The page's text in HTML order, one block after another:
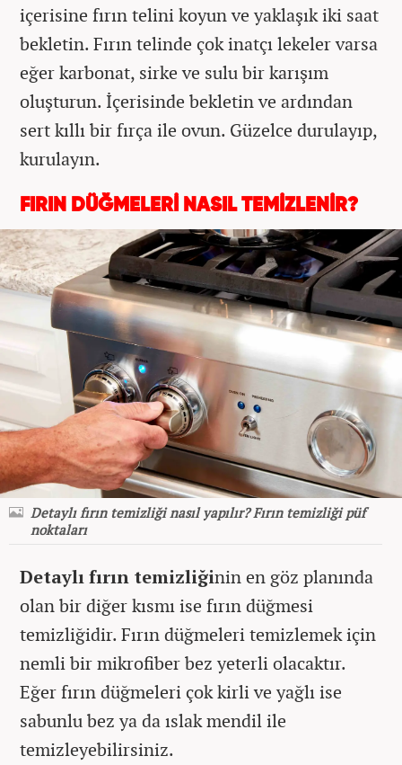
içerisine fırın telini koyun ve yaklaşık iki saat
bekletin. Fırın telinde çok inatçı lekeler varsa
eğer karbonat, sirke ve sulu bir karışım
oluşturun. İçerisinde bekletin ve ardından
sert kıllı bir fırça ile ovun. Güzelce durulayıp,
kurulayın.
FIRIN DÜĞMELERİ NASIL TEMİZLENİR?
Detaylı fırın temizliği nasıl yapılır? Fırın temizliği püf
noktaları
Detaylı fırın temizliğinin en göz planında
olan bir diğer kısmı ise fırın düğmesi
temizliğidir. Fırın düğmeleri temizlemek için
nemli bir mikrofiber bez yeterli olacaktır.
Eğer fırın düğmeleri çok kirli ve yağlı ise
sabunlu bez ya da ıslak mendil ile
temizleyebilirsiniz.